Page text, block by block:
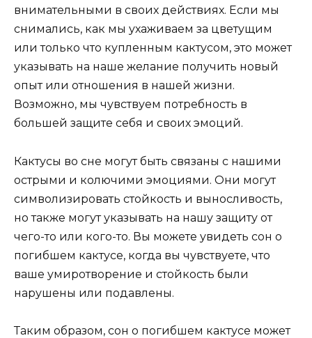
внимательными в своих действиях. Если мы
снимались, как мы ухаживаем за цветущим
или только что купленным кактусом, это может
указывать на наше желание получить новый
опыт или отношения в нашей жизни.
Возможно, мы чувствуем потребность в
большей защите себя и своих эмоций.
Кактусы во сне могут быть связаны с нашими
острыми и колючими эмоциями. Они могут
символизировать стойкость и выносливость,
но также могут указывать на нашу защиту от
чего-то или кого-то. Вы можете увидеть сон о
погибшем кактусе, когда вы чувствуете, что
ваше умиротворение и стойкость были
нарушены или подавлены.
Таким образом, сон о погибшем кактусе может